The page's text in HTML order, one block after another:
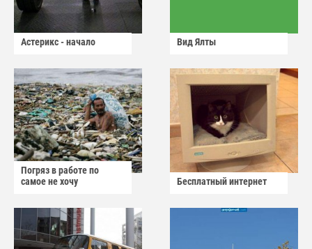
Астерикс - начало Вид Ялты
Погряз в работе по
самое не хочу
Бесплатный интернет